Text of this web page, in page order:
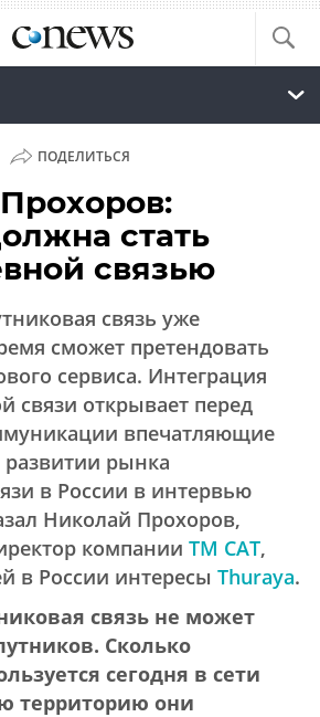
ПОДЕЛИТЬСЯ
стать
связью
связь уже
сможет претендовать
сервиса. Интеграция
связи открывает перед
впечатляющие
рынка
в России в интервью
Николай Прохоров,
компании ТМ САТ,
в России интересы Thuraya.
связь не может
Сколько
сегодня в сети
территорию они